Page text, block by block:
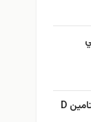
میزان صحیح مصرف دوز ویتامین D